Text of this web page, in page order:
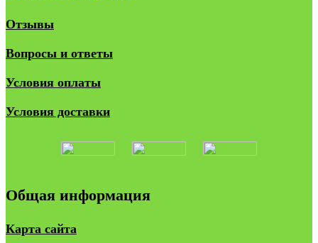
Отзывы
Вопросы и ответы
Условия оплаты
Условия доставки
Общая информация
Карта сайта